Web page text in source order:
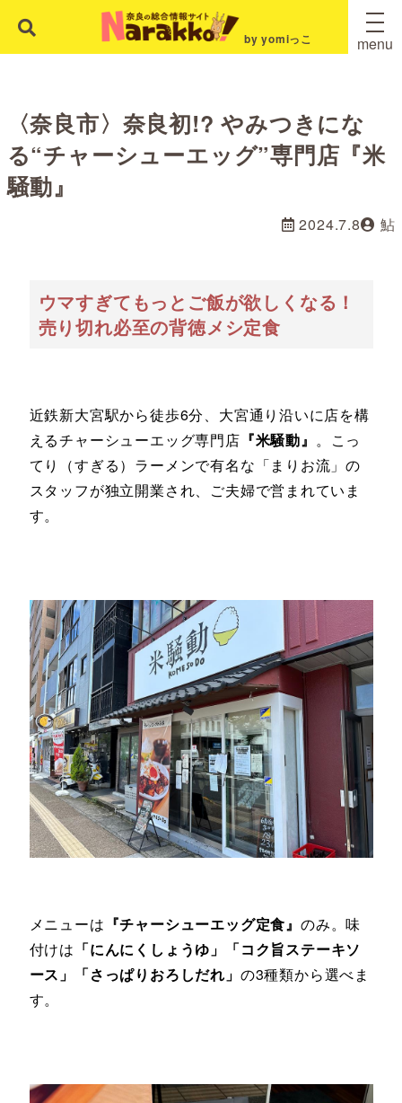
by yomiっこ menu
〈奈良市〉奈良初!? やみつきにな
る“チャーシューエッグ”専門店『米
騒動』
2024.7.8 鮎
ウマすぎてもっとご飯が欲しくなる！
売り切れ必至の背徳メシ定食
近鉄新大宮駅から徒歩6分、大宮通り沿いに店を構
えるチャーシューエッグ専門店 『米騒動』 。こっ
てり（すぎる）ラーメンで有名な「まりお流」の
スタッフが独立開業され、ご夫婦で営まれていま
す。
メニューは 『チャーシューエッグ定食』 のみ。味
付けは 「にんにくしょうゆ」「コク旨ステーキソ
ース」「さっぱりおろしだれ」 の3種類から選べま
す。